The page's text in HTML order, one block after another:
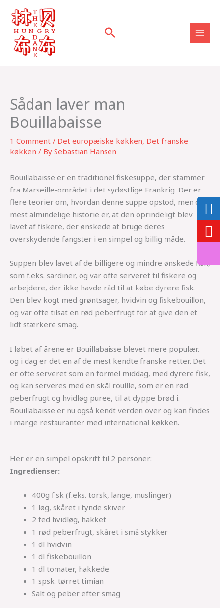
content
Sådan laver man
Bouillabaisse
1 Comment / Det europæiske køkken, Det franske
køkken / By Sebastian Hansen
Bouillabaisse er en traditionel fiskesuppe, der stammer
fra Marseille-området i det sydøstlige Frankrig. Der er
flere teorier om, hvordan denne suppe opstod, men den
mest almindelige historie er, at den oprindeligt blev
lavet af fiskere, der ønskede at bruge deres
overskydende fangster i en simpel og billig måde.
Suppen blev lavet af de billigere og mindre ønskede fisk,
som f.eks. sardiner, og var ofte serveret til fiskere og
arbejdere, der ikke havde råd til at købe dyrere fisk.
Den blev kogt med grøntsager, hvidvin og fiskebouillon,
og var ofte tilsat en rød peberfrugt for at give den et
lidt stærkere smag.
I løbet af årene er Bouillabaisse blevet mere populær,
og i dag er det en af ​​de mest kendte franske retter. Det
er ofte serveret som en formel middag, med dyrere fisk,
og kan serveres med en skål rouille, som er en rød
peberfrugt og hvidløg puree, til at dyppe brød i.
Bouillabaisse er nu også kendt verden over og kan findes
i mange restauranter med international køkken.
Her er en simpel opskrift til 2 personer:
Ingredienser:
400g fisk (f.eks. torsk, lange, muslinger)
1 løg, skåret i tynde skiver
2 fed hvidløg, hakket
1 rød peberfrugt, skåret i små stykker
1 dl hvidvin
1 dl fiskebouillon
1 dl tomater, hakkede
1 spsk. tørret timian
Salt og peber efter smag